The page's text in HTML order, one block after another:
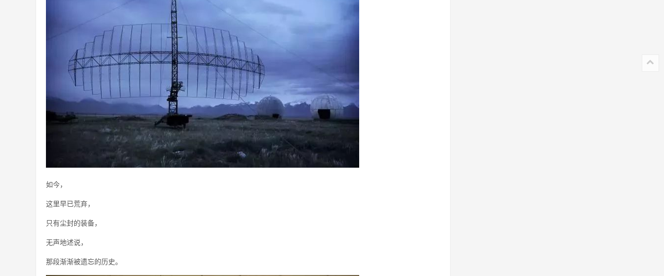
如今，
这里早已荒弃，
只有尘封的装备，
无声地述说，
那段渐渐被遗忘的历史。